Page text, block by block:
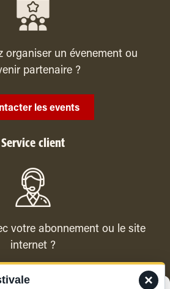
organiser un évenement ou
partenaire ?
les events
Service client
votre abonnement ou le site
internet ?
le service client ×